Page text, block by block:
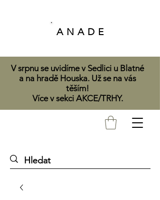
V srpnu se uvidíme v Sedlici u Blatné
a na hradě Houska. Už se na vás
těším!
Více v sekci AKCE/TRHY.
A N A D E